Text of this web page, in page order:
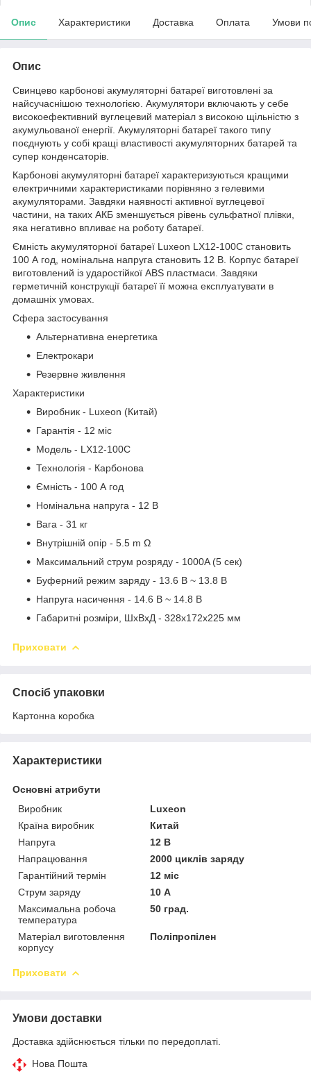
Опис Характеристики Доставка Оплата Умови
Опис
Свинцево карбонові акумуляторні батареї виготовлені за
найсучаснішою технологією. Акумулятори включають у себе
високоефективний вуглецевий матеріал з високою щільністю з
акумульованої енергії. Акумуляторні батареї такого типу
поєднують у собі кращі властивості акумуляторних батарей та
супер конденсаторів.
Карбонові акумуляторні батареї характеризуються кращими
електричними характеристиками порівняно з гелевими
акумуляторами. Завдяки наявності активної вуглецевої
частини, на таких АКБ зменшується рівень сульфатної плівки,
яка негативно впливає на роботу батареї.
Ємність акумуляторної батареї Luxeon LX12-100C становить
100 А год, номінальна напруга становить 12 В. Корпус батареї
виготовлений із ударостійкої ABS пластмаси. Завдяки
герметичній конструкції батареї її можна експлуатувати в
домашніх умовах.
Сфера застосування
Альтернативна енергетика
Електрокари
Резервне живлення
Характеристики
Виробник - Luxeon (Китай)
Гарантія - 12 міс
Модель - LX12-100C
Технологія - Карбонова
Ємність - 100 А год
Номінальна напруга - 12 В
Вага - 31 кг
Внутрішній опір - 5.5 m Ω
Максимальний струм розряду - 1000A (5 сек)
Буферний режим заряду - 13.6 В ~ 13.8 В
Напруга насичення - 14.6 В ~ 14.8 В
Габаритні розміри, ШхВхД - 328х172х225 мм
Приховати
Спосіб упаковки
Картонна коробка
Характеристики
Основні атрибути
Виробник
Luxeon
Країна виробник
Китай
Напруга
12 В
Напрацювання
2000 циклів заряду
Гарантійний термін
12 міс
Струм заряду
10 А
Максимальна робоча
температура
50 град.
Матеріал виготовлення
корпусу
Поліпропілен
Приховати
Умови доставки
Доставка здійснюється тільки по передоплаті.
Нова Пошта